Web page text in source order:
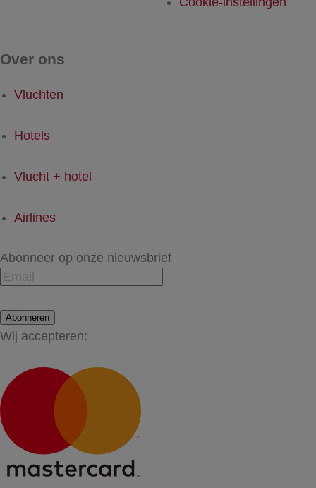
Over ons
Vluchten
Hotels
Vlucht + hotel
Airlines
Abonneer op onze nieuwsbrief
Abonneren
Wij accepteren: